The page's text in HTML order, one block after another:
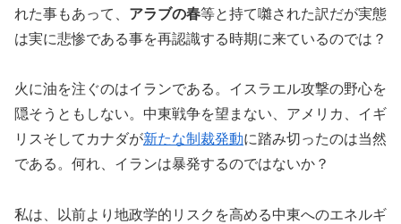
れた事もあって、 アラブの春等と持て囃された訳だが実態
は実に悲惨である事を再認識する時期に来ているのでは？
火に油を注ぐのはイランである。イスラエル攻撃の野心を
隠そうともしない。中東戦争を望まない、アメリカ、イギ
リスそしてカナダが新たな制裁発動に踏み切ったのは当然
である。何れ、イランは暴発するのではないか？
私は、以前より地政学的リスクを高める中東へのエネルギ